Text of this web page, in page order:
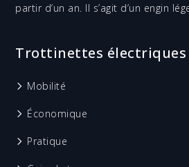
partir d’un an. Il s’agit d’un engin
Trottinettes électriques
Mobilité
Économique
Pratique